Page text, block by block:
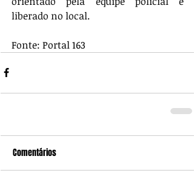
liberado no local.
Fonte: Portal 163
Comentários